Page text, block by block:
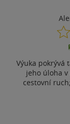
Výuka pokrývá
jeho úloha
cestovní